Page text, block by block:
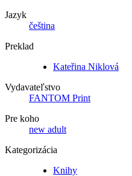
Jazyk
čeština
Preklad
Kateřina Niklová
Vydavateľstvo
FANTOM Print
Pre koho
new adult
Kategorizácia
Knihy